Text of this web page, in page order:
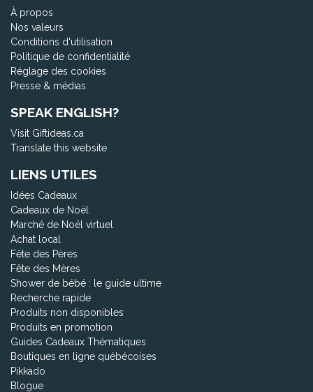
À propos
Nos valeurs
Conditions d'utilisation
Politique de confidentialité
Réglage des cookies
Presse & médias
SPEAK ENGLISH?
Visit Giftideas.ca
Translate this website
LIENS UTILES
Idées Cadeaux
Cadeaux de Noël
Marché de Noël virtuel
Achat local
Fête des Pères
Fête des Mères
Shower de bébé : le guide ultime
Recherche rapide
Produits non disponibles
Produits en promotion
Guides Cadeaux Thématiques
Boutiques en ligne québécoises
Pikkado
Blogue